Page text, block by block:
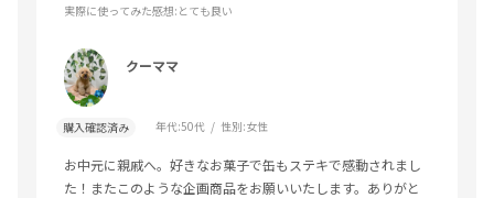
実際に使ってみた感想:とても良い
クーママ
購入確認済み 年代:50代 性別:女性
お中元に親戚へ。好きなお菓子で缶もステキで感動されまし
た！またこのような企画商品をお願いいたします。ありがと